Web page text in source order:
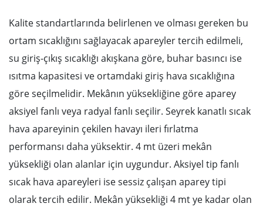
Kalite standartlarında belirlenen ve olması gereken bu
ortam sıcaklığını sağlayacak apareyler tercih edilmeli,
su giriş-çıkış sıcaklığı akışkana göre, buhar basıncı ise
ısıtma kapasitesi ve ortamdaki giriş hava sıcaklığına
göre seçilmelidir. Mekânın yüksekliğine göre aparey
aksiyel fanlı veya radyal fanlı seçilir. Seyrek kanatlı sıcak
hava apareyinin çekilen havayı ileri fırlatma
performansı daha yüksektir. 4 mt üzeri mekân
yüksekliği olan alanlar için uygundur. Aksiyel tip fanlı
sıcak hava apareyleri ise sessiz çalışan aparey tipi
olarak tercih edilir. Mekân yüksekliği 4 mt ye kadar olan